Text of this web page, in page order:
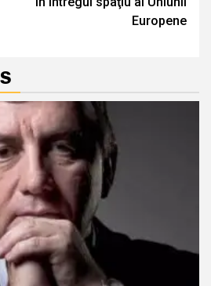
Europene